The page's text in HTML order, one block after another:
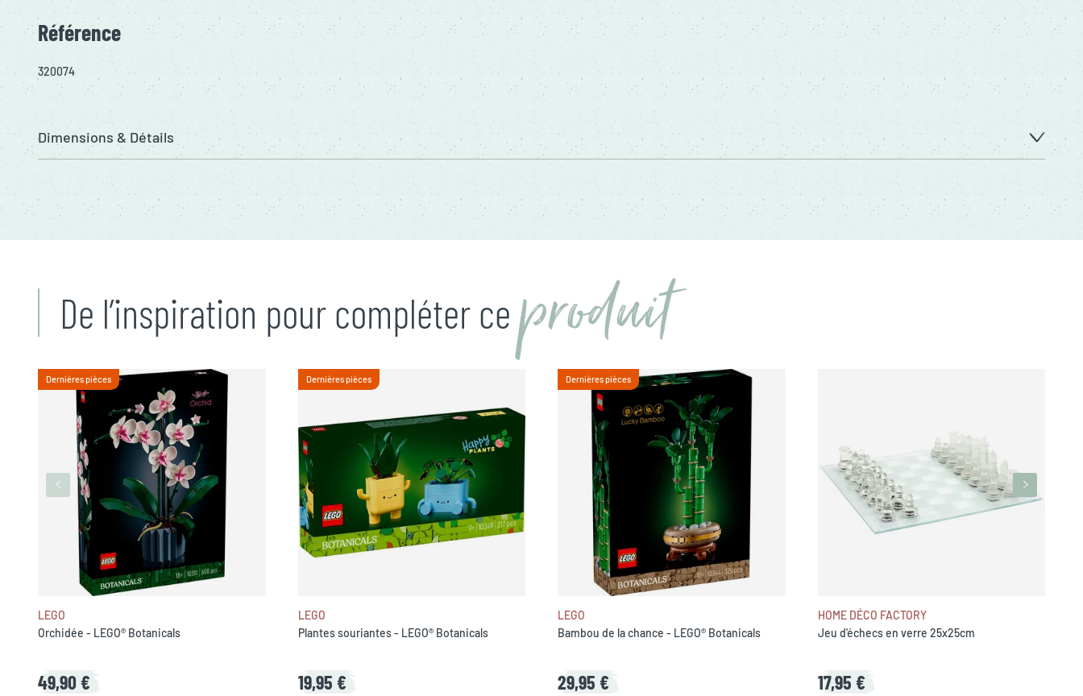
Référence
320074
Dimensions & Détails
De l’inspiration pour compléter ce produit
Dernières pièces
LEGO
Orchidée - LEGO® Botanicals
49,90 €
Dernières pièces
LEGO
Plantes souriantes - LEGO® Botanicals
19,95 €
Dernières pièces
LEGO
Bambou de la chance - LEGO® Botanicals
29,95 €
HOME DÉCO FACTORY
Jeu d'échecs en verre 25x25cm
17,95 €